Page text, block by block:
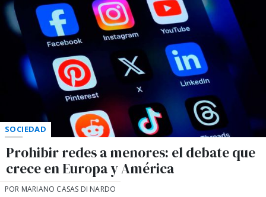
SOCIEDAD
Prohibir redes a menores: el debate que
crece en Europa y América
POR MARIANO CASAS DI NARDO